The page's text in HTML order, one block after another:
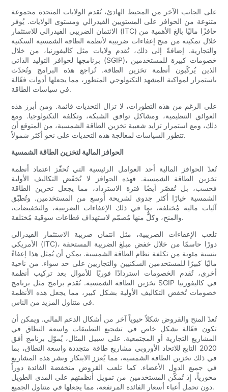
على الجانب الآخر من المحيط الهادئ، تُقدم الولايات المتحدة مجموعة
متنوعة من الحوافز على المستويين الفيدرالي ومستوى الولايات. يُوفر
الائتمان الضريبي الفيدرالي للاستثمار (ITC) حافزًا ماليًا بالغ الأهمية من
خلال تمكينه من منح إعفاءات ضريبية لأنظمة الطاقة الشمسية السكنية
والتجارية. إضافةً إلى ذلك، تُقدم ولايات مثل كاليفورنيا، من خلال
برنامجها لحوافز التوليد الذاتي (SGIP)، خصومات كبيرة للمستخدمين
الذين يُركّبون أنظمة تخزين الطاقة. تُراجع هذه البرامج وتُحدّث
باستمرار لمواكبة المشهد التكنولوجي المتطور، مما يجعلها أدوات فعّالة
في سياسات الطاقة.
على الرغم من هذه التطورات، لا تزال التحديات قائمة. ومن أبرز هذه
العوائق التنظيمية، ومشاكل توافق الشبكة، وتكلفة التكنولوجيا. ومع
ذلك، ومع استمرار تزايد شعبية تخزين الطاقة الشمسية، من المتوقع أن
تتطور السياسات لمعالجة هذه التحديات على نحو أكثر شمولاً.
الحوافز المالية لتخزين الطاقة الشمسية
تُعدّ الحوافز المالية أحد العوامل الرئيسية التي تُحفّز اعتماد أنظمة
تخزين الطاقة الشمسية. فهذه الحوافز لا تُخفّض التكاليف الأولية
فحسب، بل تُقصّر أيضًا فترة الاسترداد، مما يجعل تخزين الطاقة
الشمسية خيارًا أكثر جدوى لشريحة أوسع من المستخدمين. وتُطبّق
آليات مالية مُختلفة، بما في ذلك الإعفاءات الضريبية، والتخفيضات،
والمنح، وكلٌّ منها مُصمّم لاستهداف قطاعات سوقية مُختلفة.
تلعب الإعفاءات الضريبية، مثل ائتمان ضريبة الاستثمار الفيدرالي
الأمريكي (ITC)، دورًا حاسمًا من خلال خفض مبلغ الضريبة المستحقة
بنسبة مئوية من تكلفة نظام الطاقة الشمسية. يمكن أن يُمثل هذا إعفاءً
ماليًا كبيرًا للمستخدمين السكنيين والتجاريين على حد سواء. من ناحية
أخرى، تُقدم الخصومات استردادًا فوريًا للأموال بعد تركيب أنظمة
تخزين الطاقة الشمسية. تُقدم برامج مثل برنامج SGIP في كاليفورنيا
خصومات تُخفض التكاليف الأولية بشكل كبير، مما يجعل هذه الأنظمة
في متناول المزيد من الناس.
تُعدّ المنح والقروض شكلاً حيوياً آخر من أشكال الدعم المالي. ويمكن أن
تكون فعّالة بشكل خاص في تشجيع التطبيقات واسعة النطاق في
المشاريع التجارية أو المجتمعية. على سبيل المثال، يُموّل برنامج أفق
2020 التابع للاتحاد الأوروبي مشاريع طاقة متجددة واسعة النطاق، بما
في ذلك تخزين الطاقة الشمسية، مما يُعزز الابتكار ونشر هذه المشاريع
في جميع الدول الأعضاء. كما تلعب القروض منخفضة الفائدة دوراً
محورياً، إذ تُمكّن المستخدمين من تمويل أنظمتهم على المدى الطويل
دون تحمل أعباء أسعار الفائدة المرتفعة، مما يجعلها في متناول الجميع.